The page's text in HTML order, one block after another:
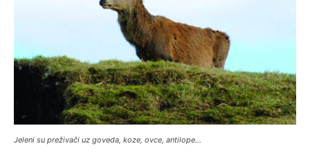
Jeleni su preživači uz goveda, koze, ovce, antilope…